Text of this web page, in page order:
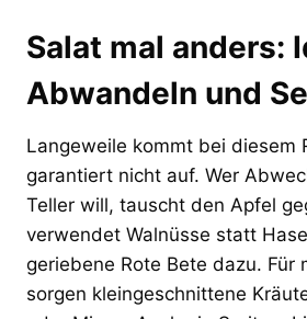
Salat mal anders:
Abwandeln und
Langeweile kommt bei diesem
garantiert nicht auf. Wer
Teller will, tauscht den Apfel
verwendet Walnüsse statt
geriebene Rote Bete dazu. Für
sorgen kleingeschnittene